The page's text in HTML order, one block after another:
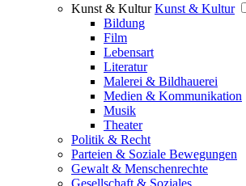
Kunst & Kultur Kunst & Kultur
Bildung
Film
Lebensart
Literatur
Malerei & Bildhauerei
Medien & Kommunikation
Musik
Theater
Politik & Recht
Parteien & Soziale Bewegungen
Gewalt & Menschenrechte
Gesellschaft & Soziales